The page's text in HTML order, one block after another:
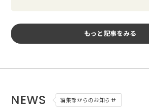
もっと記事をみる
NEWS 編集部からのお知らせ